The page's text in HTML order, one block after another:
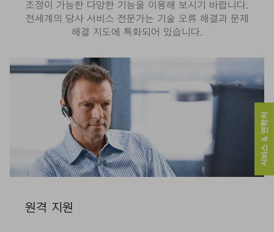
조정이 가능한 다양한 기능을 이용해 보시기 바랍니다.
전세계의 당사 서비스 전문가는 기술 오류 해결과 문제
해결 지도에 특화되어 있습니다.
원격 지원
서비스 & 연락처